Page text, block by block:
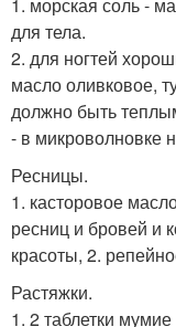
для тела.
2. для ногтей
масло оливковое,
должно быть
- в микроволновке
Ресницы.
1. касторовое
ресниц и бровей и
красоты, 2.
Растяжки.
1. 2 таблетки